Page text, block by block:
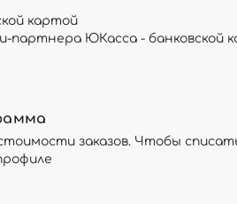
картой
партнера ЮКасса - банковской
заказов. Чтобы